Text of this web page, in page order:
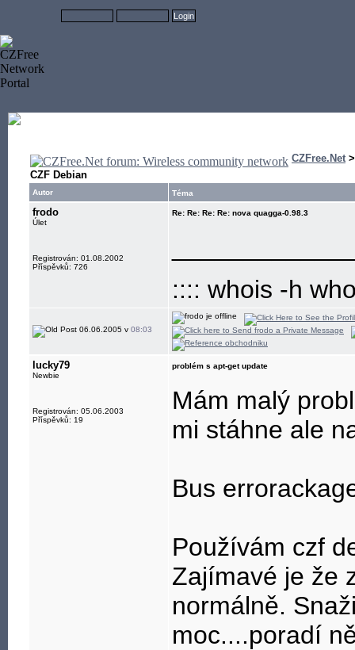
CZFree.Net
CZF Debian
Autor Téma
frodo
Úlet
Registrován: 01.08.2002
Příspěvků: 726
Re: Re: Re: Re: nova quagga-0.98.3
:::: whois -h
06.06.2005 v 08:03
lucky79
Newbie
Registrován: 05.06.2003
Příspěvků: 19
problém s apt-get update
Mám malý
mi stáhne ale
Bus
Používám czf
Zajímavé je že
normálně.
moc....poradí